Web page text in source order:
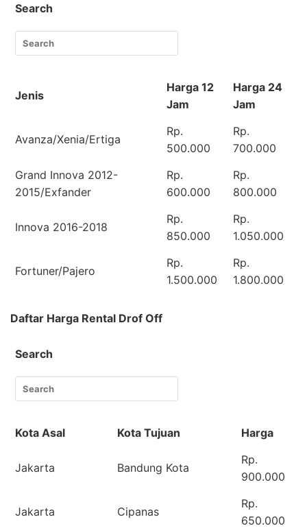
Search
Jenis
Harga 12
Jam
Harga 24
Jam
Avanza/Xenia/Ertiga
Rp.
500.000
Rp.
700.000
Grand Innova 2012-
2015/Exfander
Rp.
600.000
Rp.
800.000
Innova 2016-2018
Rp.
850.000
Rp.
1.050.000
Fortuner/Pajero
Rp.
1.500.000
Rp.
1.800.000
Daftar Harga Rental Drof Off
Search
Kota Asal Kota Tujuan Harga
Jakarta Bandung Kota
Rp.
900.000
Jakarta Cipanas
Rp.
650.000